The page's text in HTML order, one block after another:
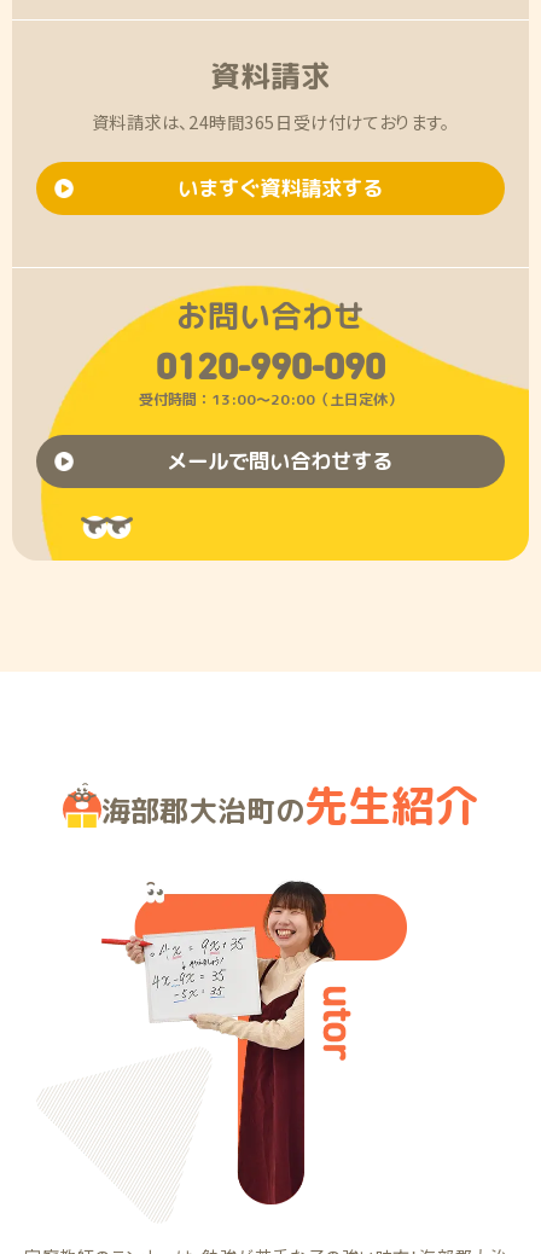
資料請求
資料請求は、24時間365日受け付けております。
いますぐ資料請求する
お問い合わせ
0120-990-090
受付時間：13:00〜20:00（土日定休）
メールで問い合わせする
海部郡大治町の先生紹介